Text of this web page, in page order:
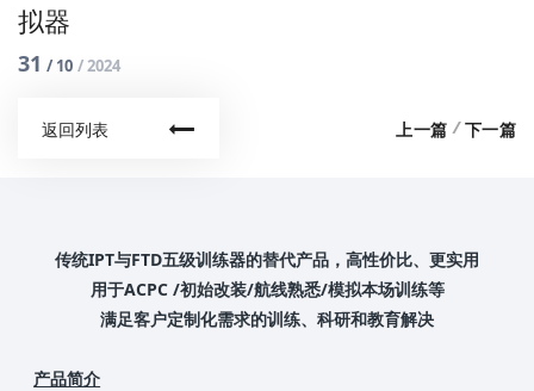
拟器
31 / 10 / 2024
返回列表 上一篇 /下一篇
传统IPT与FTD五级训练器的替代产品，高性价比、更实用
用于ACPC /初始改装/航线熟悉/模拟本场训练等
满足客户定制化需求的训练、科研和教育解决
产品简介